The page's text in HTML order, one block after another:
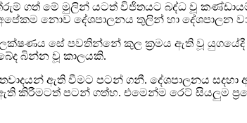
ගත් මේ මුලින් යටත් විජිතයට බද්ධ වූ
නොව දේශපාලනය තුලින් හා දේශපාලන
සේ පවතින්නේ කුල ක‍්‍රමය ඇති වූ යුගයේදී
බින්න වූ කාලයකි.
ඇති වීමට පටන් ගනී. දේශපාලනය
පටන් ගත්හ. එමෙන්ම රෙට් සියලුම